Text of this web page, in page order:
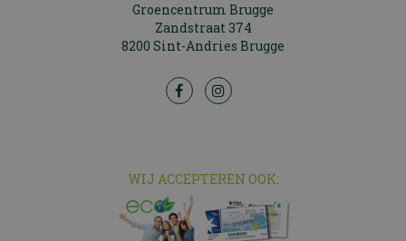
Groencentrum Brugge
Zandstraat 374
8200 Sint-Andries Brugge
WIJ ACCEPTEREN OOK: